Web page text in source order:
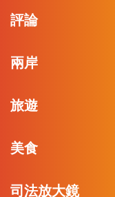
評論
兩岸
旅遊
美食
司法放大鏡